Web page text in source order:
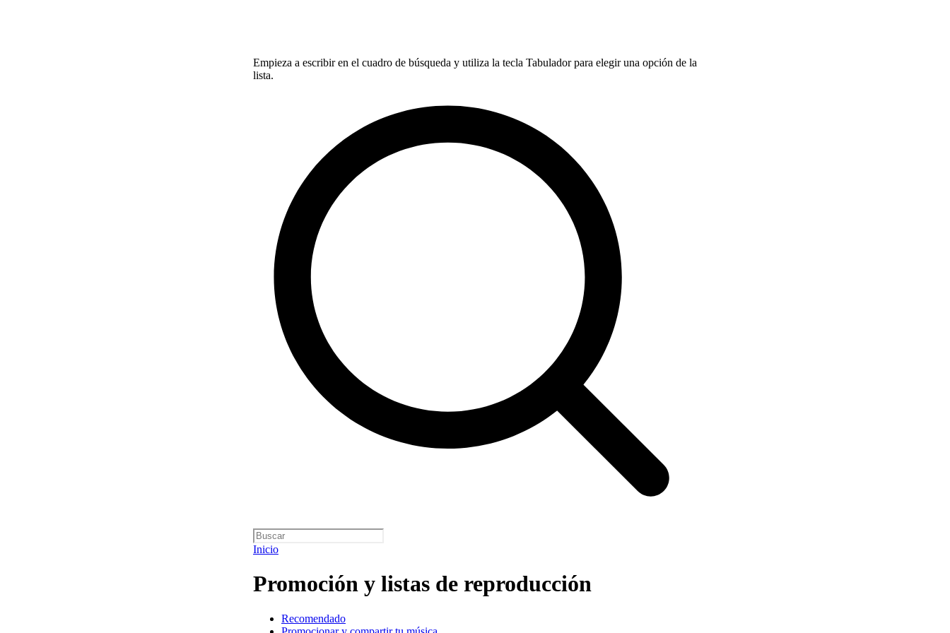
Empieza a escribir en el cuadro de búsqueda y utiliza la tecla Tabulador para elegir una opción de la
lista.
Inicio
Promoción y listas de reproducción
Recomendado